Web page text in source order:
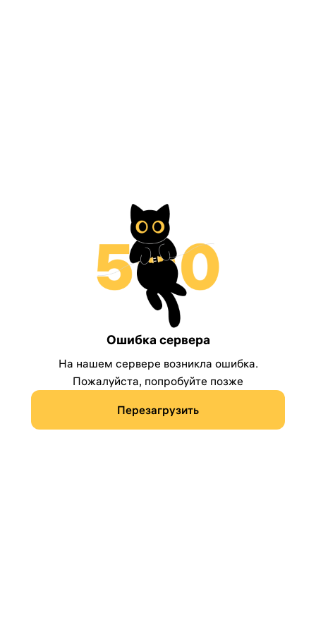
Ошибка сервера
На нашем сервере возникла ошибка.
Пожалуйста, попробуйте позже
Перезагрузить